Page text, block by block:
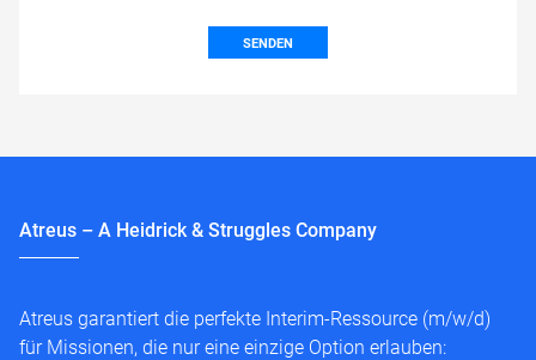
SENDEN
Atreus – A Heidrick & Struggles Company
Atreus garantiert die perfekte Interim-Ressource (m/w/d)
für Missionen, die nur eine einzige Option erlauben: